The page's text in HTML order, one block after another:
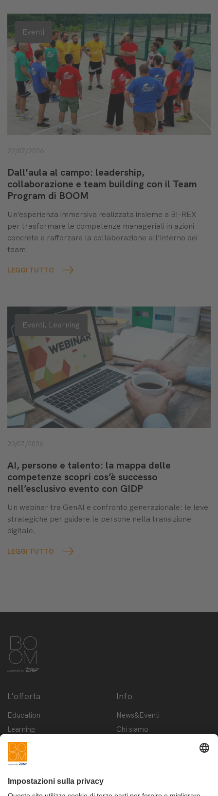
Eventi
22/07/2026
Dall’aula al campo: leadership,
collaborazione e team building con il Team
Program di BOOM
Un’esperienza immersiva realizzata insieme a BI-REX
per trasformare le competenze manageriali in azioni
concrete e rafforzare la collaborazione all’interno dei
team.
LEGGI TUTTO
Eventi, Learning
20/07/2026
AI, persone e talento: la mappa delle
competenze scopri cos’è successo
nell’esclusivo evento con GIDP
Un webinar tra GenAI e confronto generazionale: le leve
strategiche per guidare le persone nella transizione
digitale.
LEGGI TUTTO
L'offerta
Education
Learning
Innovation
Startup
Info
News&Eventi
Chi siamo